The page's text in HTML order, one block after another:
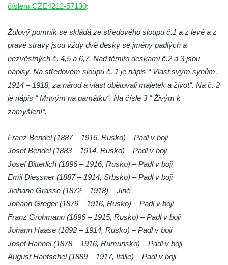
nad Vltavou
v Lužci nad Vltavou
Pomník Ladislava Sedláčka a Karla Pelce u
silnice severně od Lužce nad Vltavou
Kenotaf Alfeda Harnische na hřbitově v
Pomník obětem válek v Hrobčicích
Hrob vojáků Rudé armády na hřbitově v
Račicích
Hrob Jiřího Dovhomilji na hřbitově v
Račicích
Hrob Antonína Medáčka na hřbitově v
Račicích
Hrob Josefa Moravce a Miroslava Moravce
na hřbitově v Dobříni
Pomník obětem válek na hřbitově v Dobříni
číslem CZE4212-57130:
Žulový pomník se skládá ze středového sloupu č.1 a z levé a z
pravé stravy jsou vždy dvě desky se jmény padlých a
nezvěstných č. 4,5 a 6,7. Nad těmito deskami č.2 a 3 jsou
nápisy. Na středovém sloupu č. 1 je nápis “ Vlast svým synům,
1914 – 1918, za národ a vlast obětovali majetek a život“. Na č. 2
je nápis “ Mrtvým na památku“. Na čísle 3 “ Živým k
zamyšlení“.
Franz Bendel (1887 – 1916, Rusko) – Padl v boji
Josef Bendel (1883 – 1914, Rusko) – Padl v boji
Josef Bitterlich (1896 – 1916, Rusko) – Padl v boji
Emil Diessner (1887 – 1914, Srbsko) – Padl v boji
Jiohann Grasse (1872 – 1918) – Jiné
Johann Greger (1879 – 1916, Rusko) – Padl v boji
Franz Grohmann (1896 – 1915, Rusko) – Padl v boji
Johann Haase (1892 – 1914, Rusko) – Padl v boji
Josef Hahnel (1878 – 1916, Rumunsko) – Padl v boji
August Hantschel (1889 – 1917, Itálie) – Padl v boji